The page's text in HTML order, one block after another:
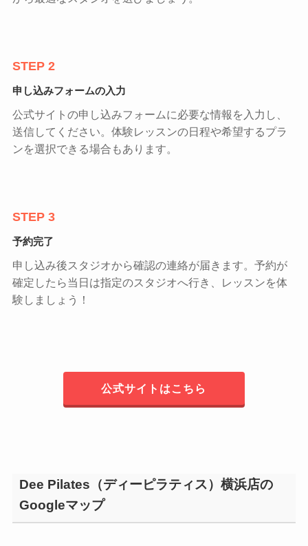
STEP 2
申し込みフォームの入力
公式サイトの申し込みフォームに必要な情報を入力し、
送信してください。体験レッスンの日程や希望するプラ
ンを選択できる場合もあります。
STEP 3
予約完了
申し込み後スタジオから確認の連絡が届きます。予約が
確定したら当日は指定のスタジオへ行き、レッスンを体
験しましょう！
公式サイトはこちら
Dee Pilates（ディーピラティス）横浜店の
Googleマップ